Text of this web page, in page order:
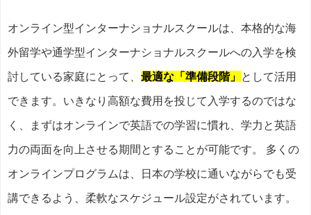
オンライン型インターナショナルスクールは、本格的な海
外留学や通学型インターナショナルスクールへの入学を検
討している家庭にとって、 最適な「準備段階」 として活用
できます。いきなり高額な費用を投じて入学するのではな
く、まずはオンラインで英語での学習に慣れ、学力と英語
力の両面を向上させる期間とすることが可能です。 多くの
オンラインプログラムは、日本の学校に通いながらでも受
講できるよう、柔軟なスケジュール設定がされています。